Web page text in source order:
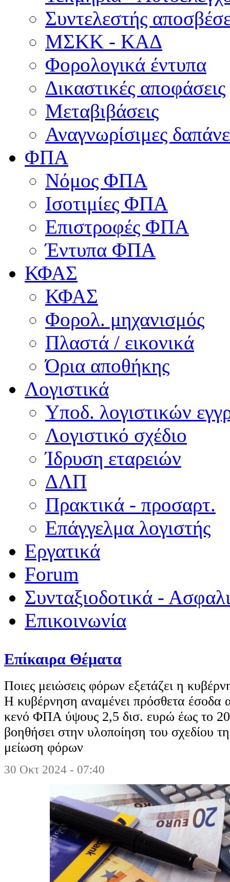
Συντελεστής
ΜΣKΚ - ΚΑΔ
Φορολογικά έντυπα
Δικαστικές αποφάσεις
Μεταβιβάσεις
Αναγνωρίσιμες
ΦΠΑ
Νόμος ΦΠΑ
Ισοτιμίες ΦΠΑ
Επιστροφές ΦΠΑ
Έντυπα ΦΠΑ
ΚΦΑΣ
ΚΦΑΣ
Φορολ. μηχανισμός
Πλαστά / εικονικά
Όρια αποθήκης
Λογιστικά
Υποδ. λογιστικών
Λογιστικό σχέδιο
Ίδρυση εταρειών
ΔΛΠ
Πρακτικά - προσαρτ.
Επάγγελμα λογιστής
Εργατικά
Forum
Συνταξιοδοτικά -
Επικοινωνία
Επίκαιρα Θέματα
Ποιες μειώσεις φόρων εξετάζει η
Η κυβέρνηση αναμένει πρόσθετα έσοδα
κενό ΦΠΑ ύψους 2,5 δισ. ευρώ έως το
βοηθήσει στην υλοποίηση του σχεδίου
μείωση φόρων
30 Οκτ 2024 - 07:40